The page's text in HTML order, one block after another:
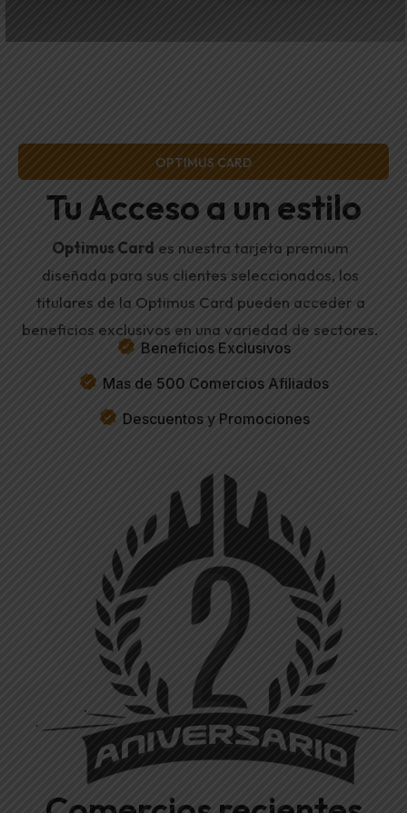
OPTIMUS CARD
Tu Acceso a un estilo
Optimus Card es nuestra tarjeta premium
diseñada para sus clientes seleccionados, los
titulares de la Optimus Card pueden acceder a
beneficios exclusivos en una variedad de sectores.
Beneficios Exclusivos
Mas de 500 Comercios Afiliados
Descuentos y Promociones